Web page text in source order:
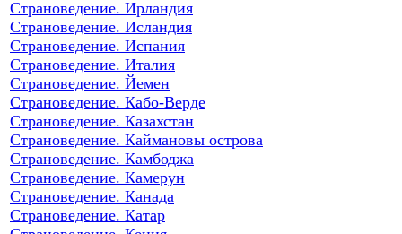
Страноведение. Ирландия
Страноведение. Исландия
Страноведение. Испания
Страноведение. Италия
Страноведение. Йемен
Страноведение. Кабо-Верде
Страноведение. Казахстан
Страноведение. Каймановы острова
Страноведение. Камбоджа
Страноведение. Камерун
Страноведение. Канада
Страноведение. Катар